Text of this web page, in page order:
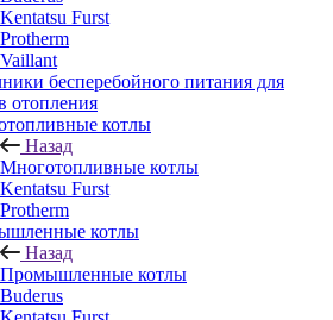
Kentatsu Furst
Protherm
Vaillant
бесперебойного питания для
отопления
котлы
Назад
Многотопливные котлы
Kentatsu Furst
Protherm
котлы
Назад
Промышленные котлы
Buderus